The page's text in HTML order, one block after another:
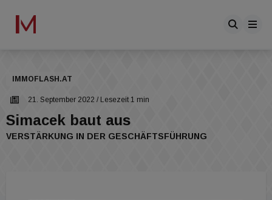
IMMOFLASH.AT
21. September 2022 / Lesezeit 1 min
Simacek baut aus
VERSTÄRKUNG IN DER GESCHÄFTSFÜHRUNG